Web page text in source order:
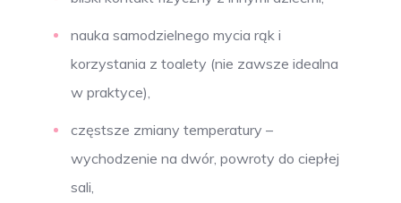
nauka samodzielnego mycia rąk i
korzystania z toalety (nie zawsze idealna
w praktyce),
częstsze zmiany temperatury –
wychodzenie na dwór, powroty do ciepłej
sali,